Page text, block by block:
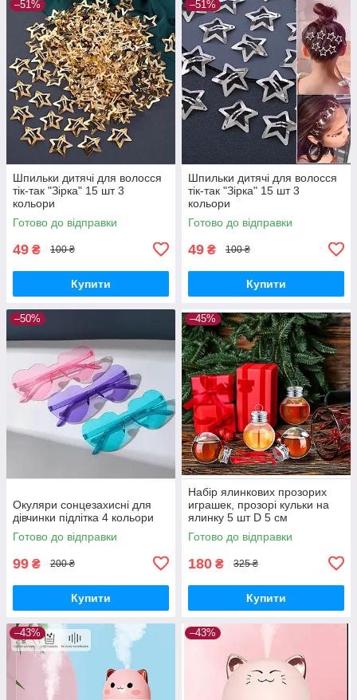
–51%
Шпильки дитячі для волосся
тік-так "Зірка" 15 шт 3
кольори
Готово до відправки
49 ₴ 100 ₴
Купити
–51%
Шпильки дитячі для волосся
тік-так "Зірка" 15 шт 3
кольори
Готово до відправки
49 ₴ 100 ₴
Купити
–50%
Окуляри сонцезахисні для
дівчинки підлітка 4 кольори
Готово до відправки
99 ₴ 200 ₴
Купити
–45%
Набір ялинкових прозорих
играшек, прозорі кульки на
ялинку 5 шт D 5 см
Готово до відправки
180 ₴ 325 ₴
Купити
–43% –43%